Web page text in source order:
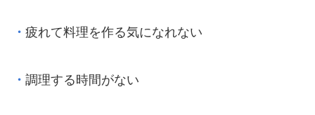
・ 疲れて料理を作る気になれない
・ 調理する時間がない